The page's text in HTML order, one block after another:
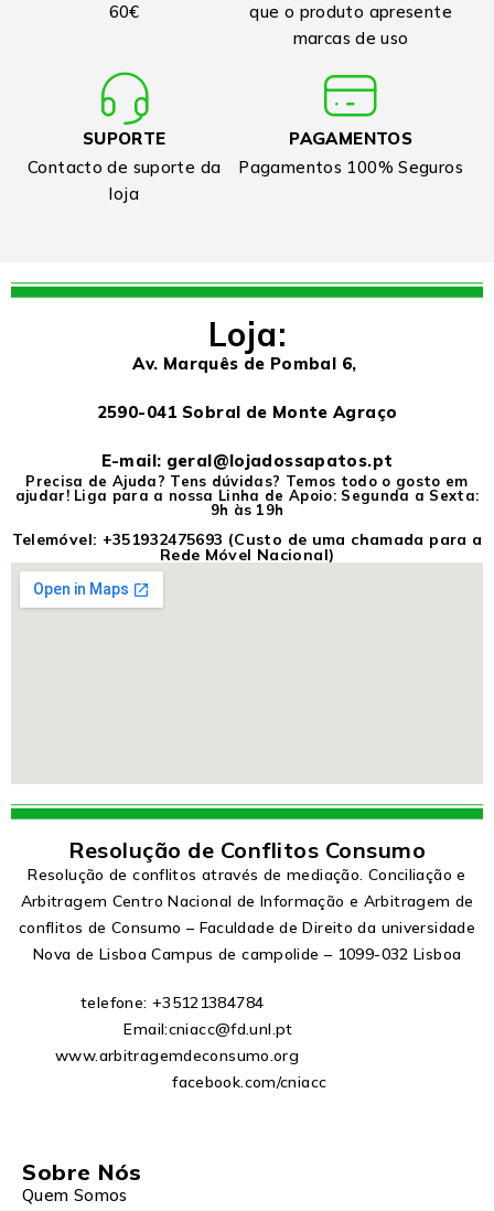
60€
que o produto apresente
marcas de uso
SUPORTE
Contacto de suporte da
loja
PAGAMENTOS
Pagamentos 100% Seguros
Loja:
Av. Marquês de Pombal 6,
2590-041 Sobral de Monte Agraço
E-mail: geral@lojadossapatos.pt
Precisa de Ajuda? Tens dúvidas? Temos todo o gosto em
ajudar! Liga para a nossa Linha de Apoio: Segunda a Sexta:
9h às 19h
Telemóvel: +351932475693 (Custo de uma chamada para a
Rede Móvel Nacional)
Resolução de Conflitos Consumo
Resolução de conflitos através de mediação. Conciliação e
Arbitragem Centro Nacional de Informação e Arbitragem de
conflitos de Consumo – Faculdade de Direito da universidade
Nova de Lisboa Campus de campolide – 1099-032 Lisboa
telefone: +35121384784
Email:cniacc@fd.unl.pt
www.arbitragemdeconsumo.org
facebook.com/cniacc
Sobre Nós
Quem Somos